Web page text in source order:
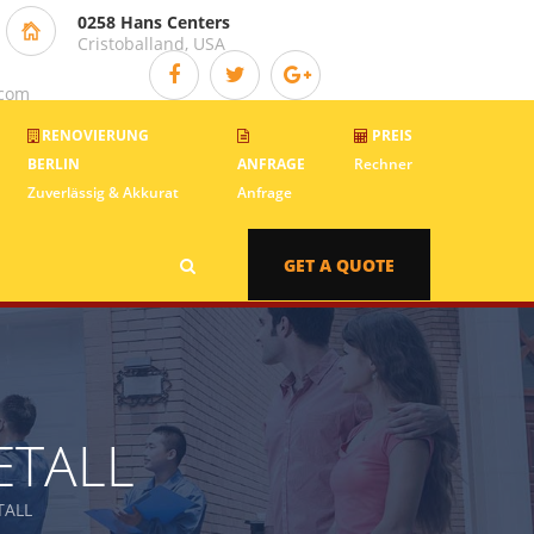
0258 Hans Centers
Cristoballand, USA
RENOVIERUNG
BERLIN
Zuverlässig & Akkurat
ANFRAGE
Anfrage
PREIS
Rechner
GET A QUOTE